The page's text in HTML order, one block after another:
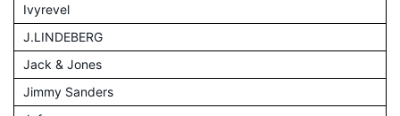
Ivyrevel
J.LINDEBERG
Jack & Jones
Jimmy Sanders